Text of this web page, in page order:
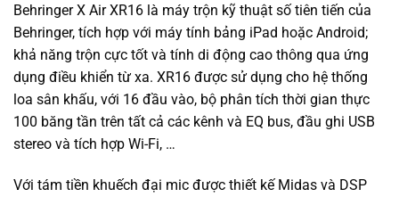
Behringer X Air XR16 là máy trộn kỹ thuật số tiên tiến của
Behringer, tích hợp với máy tính bảng iPad hoặc Android;
khả năng trộn cực tốt và tính di động cao thông qua ứng
dụng điều khiển từ xa. XR16 được sử dụng cho hệ thống
loa sân khấu, với 16 đầu vào, bộ phân tích thời gian thực
100 băng tần trên tất cả các kênh và EQ bus, đầu ghi USB
stereo và tích hợp Wi-Fi, …
Với tám tiền khuếch đại mic được thiết kế Midas và DSP